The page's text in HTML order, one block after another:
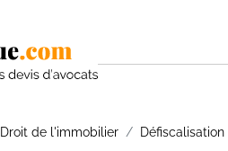
Droit de l'immobilier